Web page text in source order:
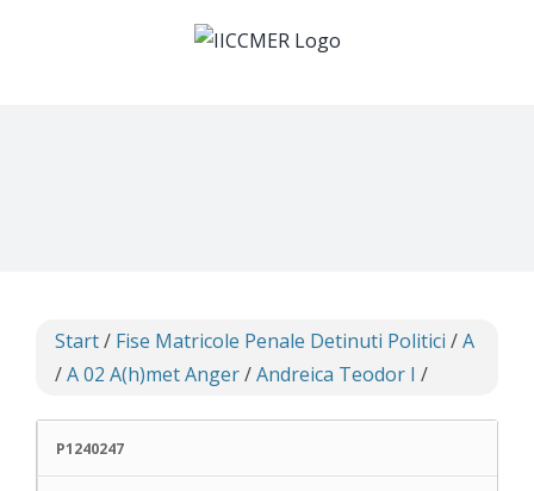
Start/ Fise Matricole Penale Detinuti Politici /A
/A 02 A(h)met Anger/Andreica Teodor I /
P1240247